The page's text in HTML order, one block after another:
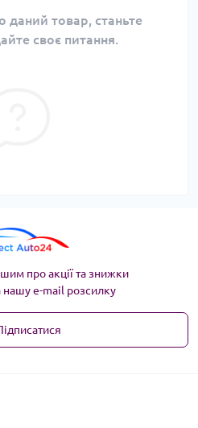
даний товар, станьте
своє питання.
про акції та знижки
нашу e-mail розсилку